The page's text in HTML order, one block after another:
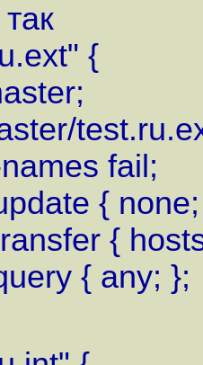
{
fail;
{ none;
{
{ any; };